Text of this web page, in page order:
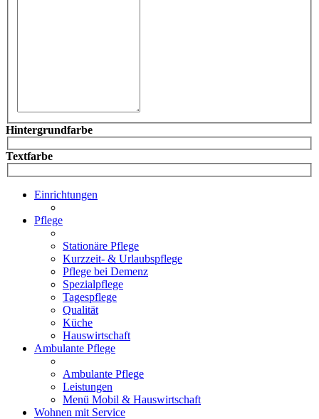
Hintergrundfarbe
Textfarbe
Einrichtungen
Pflege
Stationäre Pflege
Kurzzeit- & Urlaubspflege
Pflege bei Demenz
Spezialpflege
Tagespflege
Qualität
Küche
Hauswirtschaft
Ambulante Pflege
Ambulante Pflege
Leistungen
Menü Mobil & Hauswirtschaft
Wohnen mit Service